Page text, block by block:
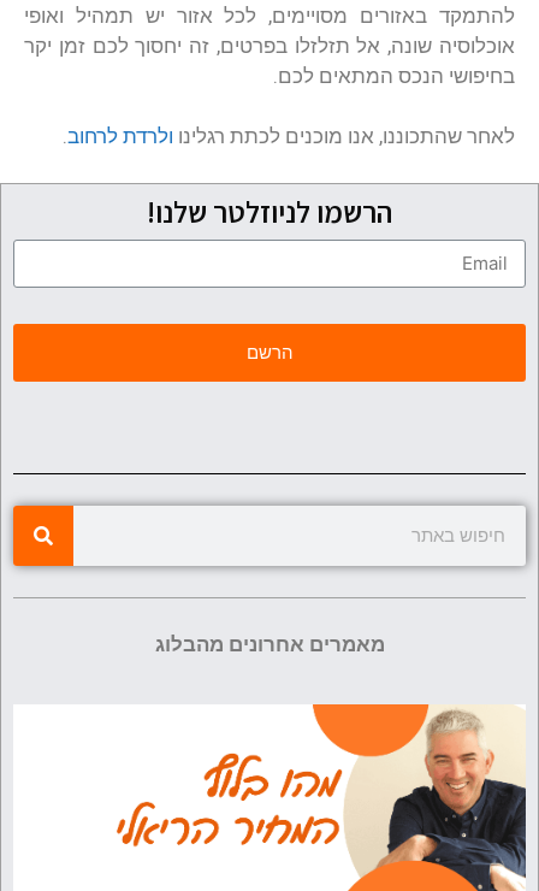
להתמקד באזורים מסויימים, לכל אזור יש תמהיל ואופי
אוכלוסיה שונה, אל תזלזלו בפרטים, זה יחסוך לכם זמן יקר
בחיפושי הנכס המתאים לכם.
לאחר שהתכוננו, אנו מוכנים לכתת רגלינו ולרדת לרחוב.
הרשמו לניוזלטר שלנו!
מאמרים אחרונים מהבלוג